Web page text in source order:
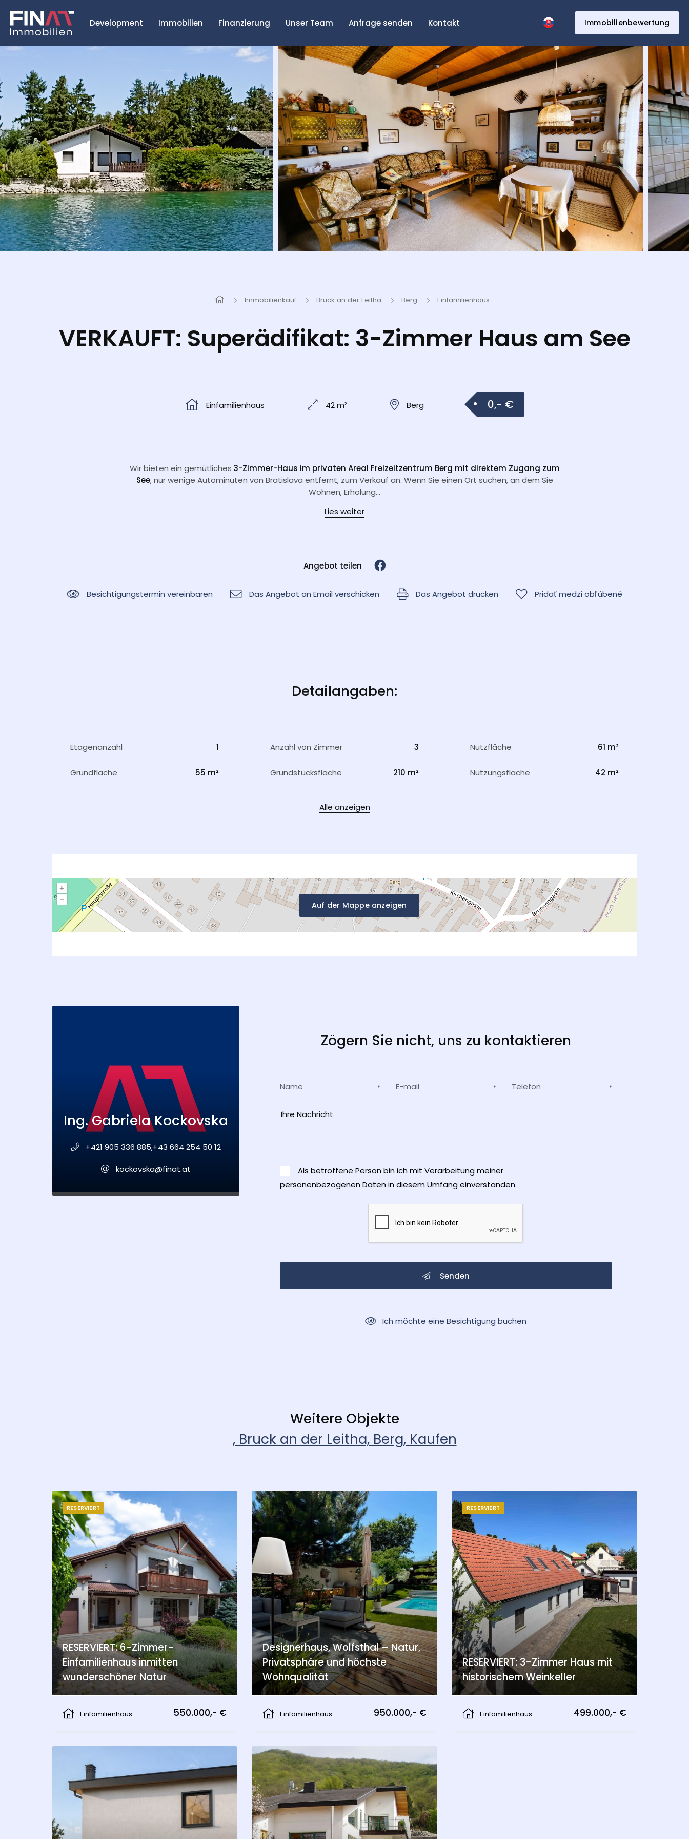
Development Immobilien Finanzierung Unser Team Anfrage senden Kontakt Immobilienbewertung
Immobilienkauf Bruck an der Leitha Berg Einfamilienhaus
VERKAUFT: Superädifikat: 3-Zimmer Haus am See
Einfamilienhaus 42 m² Berg 0,- €
Wir bieten ein gemütliches 3-Zimmer-Haus im privaten Areal Freizeitzentrum Berg mit direktem Zugang zum
See, nur wenige Autominuten von Bratislava entfernt, zum Verkauf an. Wenn Sie einen Ort suchen, an dem Sie
Wohnen, Erholung...
Lies weiter
Angebot teilen
Besichtigungstermin vereinbaren Das Angebot an Email verschicken Das Angebot drucken Pridať medzi obľúbené
Detailangaben:
Etagenanzahl 1 Anzahl von Zimmer 3 Nutzfläche 61 m²
Grundfläche 55 m² Grundstücksfläche 210 m² Nutzungsfläche 42 m²
Alle anzeigen
Auf der Mappe anzeigen
+
–
Ing. Gabriela Kockovska
+421 905 336 885,+43 664 254 50 12
kockovska@finat.at
Zögern Sie nicht, uns zu kontaktieren
Name E-mail Telefon
Als betroffene Person bin ich mit Verarbeitung meiner
personenbezogenen Datenin diesem Umfangeinverstanden.
Senden
Ich möchte eine Besichtigung buchen
Weitere Objekte
, Bruck an der Leitha, Berg, Kaufen
RESERVIERT
RESERVIERT: 6-Zimmer-
Einfamilienhaus inmitten
wunderschöner Natur
Einfamilienhaus
550.000,- €
Designerhaus, Wolfsthal – Natur,
Privatsphäre und höchste
Wohnqualität
Einfamilienhaus
950.000,- €
RESERVIERT
RESERVIERT: 3-Zimmer Haus mit
historischem Weinkeller
Einfamilienhaus
499.000,- €